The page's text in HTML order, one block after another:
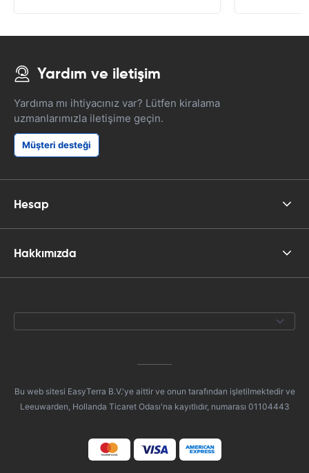
Yardım ve iletişim
Yardıma mı ihtiyacınız var? Lütfen kiralama
uzmanlarımızla iletişime geçin.
Müşteri desteği
Hesap
Hakkımızda
Bu web sitesi EasyTerra B.V.'ye aittir ve onun tarafından işletilmektedir ve
Leeuwarden, Hollanda Ticaret Odası'na kayıtlıdır, numarası 01104443